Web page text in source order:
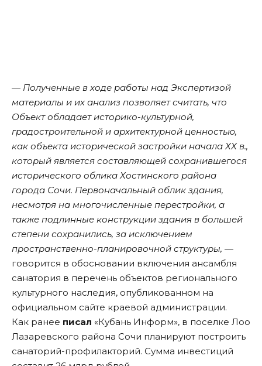
― Полученные в ходе работы над Экспертизой
материалы и их анализ позволяет считать, что
Объект обладает историко-культурной,
градостроительной и архитектурной ценностью,
как объекта исторической застройки начала ХХ в.,
который является составляющей сохранившегося
исторического облика Хостинского района
города Сочи. Первоначальный облик здания,
несмотря на многочисленные перестройки, а
также подлинные конструкции здания в большей
степени сохранились, за исключением
пространственно-планировочной структуры, ―
говорится в обосновании включения ансамбля
санатория в перечень объектов регионального
культурного наследия, опубликованном на
официальном сайте краевой администрации.
Как ранее писал «Кубань Информ», в поселке Лоо
Лазаревского района Сочи планируют построить
санаторий-профилакторий. Сумма инвестиций